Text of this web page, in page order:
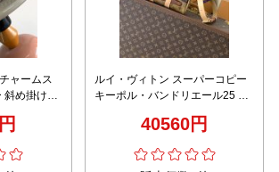
ャームス
斜め掛けバ
ルイ・ヴィトン スーパーコピー
キーポル・バンドリエール25 ハ
40560円